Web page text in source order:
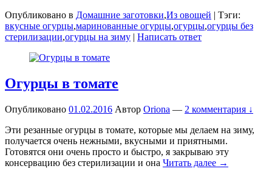
Опубликовано в Домашние заготовки,Из овощей | Тэги:
вкусные огурцы,маринованные огурцы,огурцы,огурцы без
стерилизации,огурцы на зиму | Написать ответ
Огурцы в томате
Опубликовано 01.02.2016 Автор Oriona — 2 комментария ↓
Эти резанные огурцы в томате, которые мы делаем на зиму,
получается очень нежными, вкусными и приятными.
Готовятся они очень просто и быстро, я закрываю эту
консервацию без стерилизации и она Читать далее →